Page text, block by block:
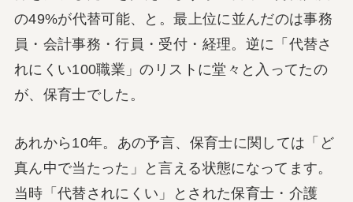
の49%が代替可能、と。最上位に並んだのは事務
員・会計事務・行員・受付・経理。逆に「代替さ
れにくい100職業」のリストに堂々と入ってたの
が、保育士でした。
あれから10年。あの予言、保育士に関しては「ど
真ん中で当たった」と言える状態になってます。
当時「代替されにくい」とされた保育士・介護